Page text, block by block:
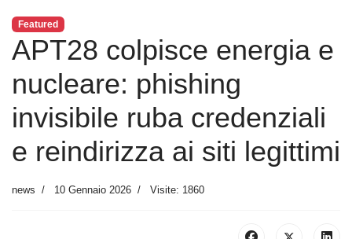
Featured
APT28 colpisce energia e
nucleare: phishing
invisibile ruba credenziali
e reindirizza ai siti legittimi
news 10 Gennaio 2026 Visite: 1860